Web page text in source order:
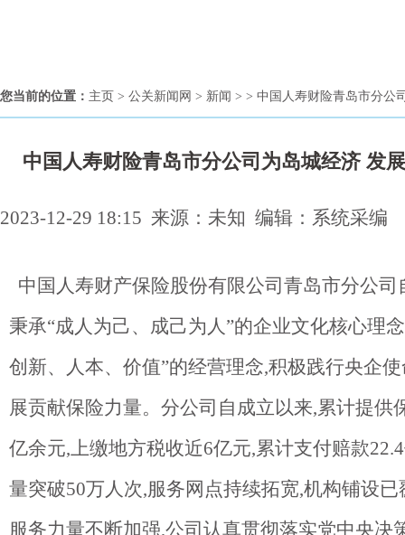
您当前的位置： 主页 > 公关新闻网 > 新闻 > > 中国人寿财险青岛市分公
中国人寿财险青岛市分公司为岛城经济 发
2023-12-29 18:15 来源：未知 编辑：系统采编
中国人寿财产保险股份有限公司青岛市分公司
秉承“成人为己、成己为人”的企业文化核心理
创新、人本、价值”的经营理念,积极践行央企
展贡献保险力量。分公司自成立以来,累计提供
亿余元,上缴地方税收近6亿元,累计支付赔款
量突破50万人次,服务网点持续拓宽,机构铺设已
服务力量不断加强,公司认真贯彻落实党中央决